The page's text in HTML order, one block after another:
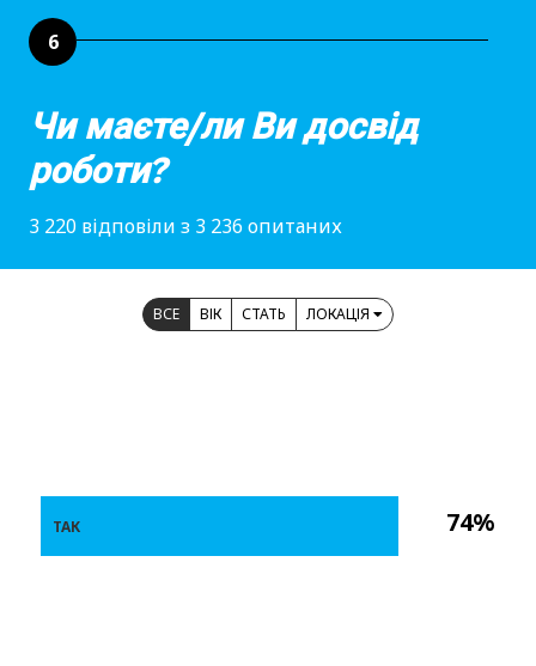
6
Чи маєте/ли Ви досвід
роботи?
3 220 відповіли з 3 236 опитаних
ВСЕ ВІК СТАТЬ ЛОКАЦІЯ
74%
ТАК